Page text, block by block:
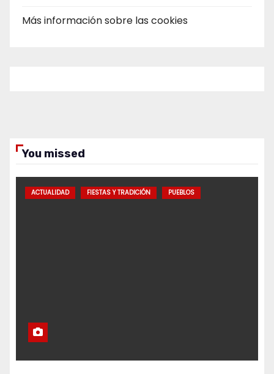
Más información sobre las cookies
You missed
ACTUALIDAD FIESTAS Y TRADICIÓN PUEBLOS